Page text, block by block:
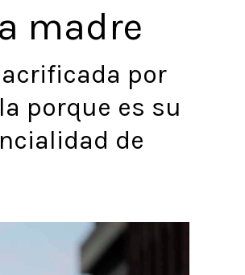
madre
por
porque es su
de